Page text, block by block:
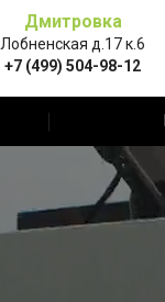
Дмитровка
Лобненская д.17 к.6
+7 (499) 504-98-12